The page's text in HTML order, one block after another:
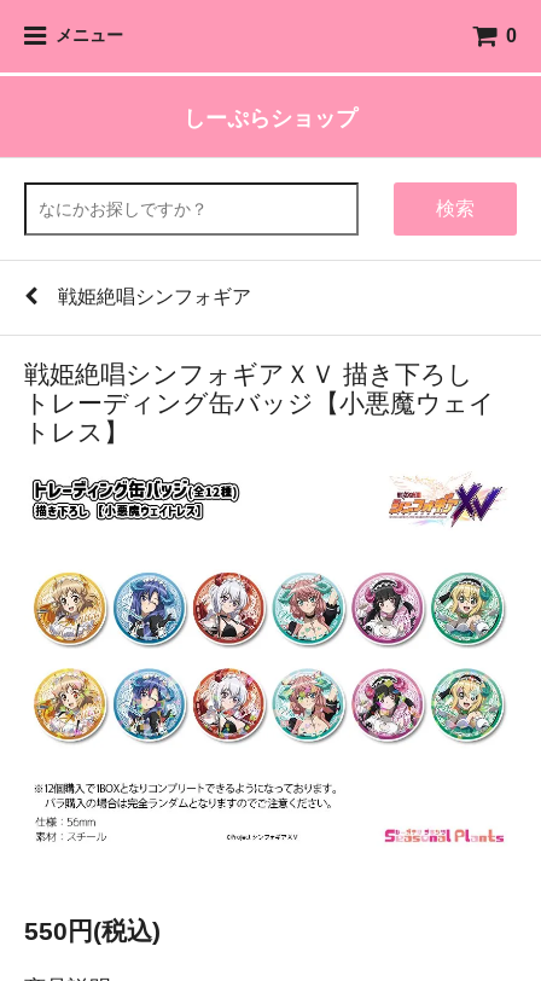
メニュー 0
しーぷらショップ
検索
戦姫絶唱シンフォギア
戦姫絶唱シンフォギアＸＶ 描き下ろし
トレーディング缶バッジ【小悪魔ウェイ
トレス】
550円(税込)